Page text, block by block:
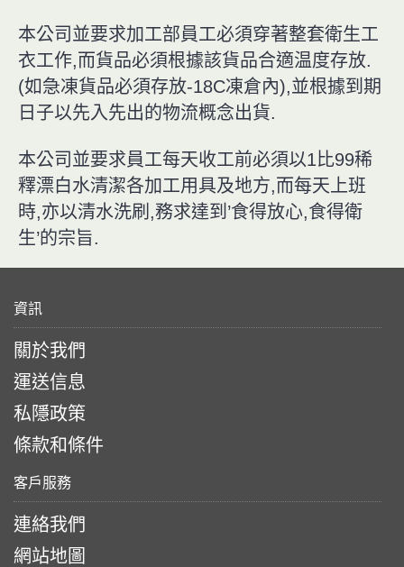
本公司並要求加工部員工必須穿著整套衛生工
衣工作,而貨品必須根據該貨品合適温度存放.
(如急凍貨品必須存放-18C凍倉內),並根據到期
日子以先入先出的物流概念出貨.
本公司並要求員工每天收工前必須以1比99稀
釋漂白水清潔各加工用具及地方,而每天上班
時,亦以清水洗刷,務求達到’食得放心,食得衛
生’的宗旨.
資訊
關於我們
運送信息
私隱政策
條款和條件
客戶服務
連絡我們
網站地圖